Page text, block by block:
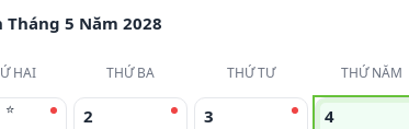
Tháng 5 Năm 2028
HAI THỨ BA THỨ TƯ THỨ NĂM
⭐
2 3 4